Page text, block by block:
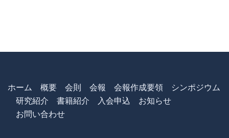
ホーム 概要 会則 会報 会報作成要領
シンポジウム
研究紹介
書籍紹介 入会申込
お知らせ
お問い合わせ